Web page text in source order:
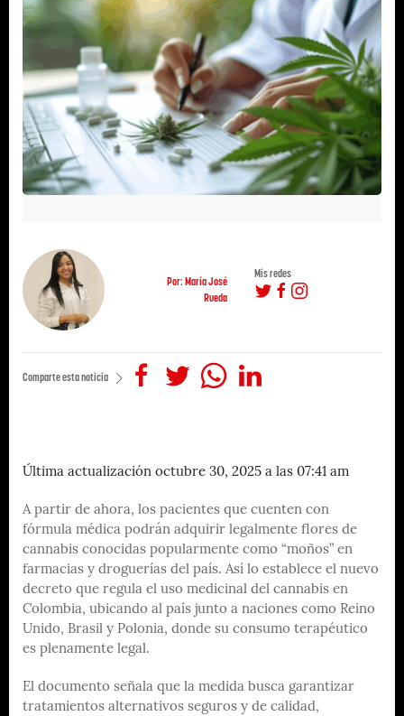
Por: María José
Rueda
Mis redes
Comparte esta noticia
Última actualización octubre 30, 2025 a las 07:41 am
A partir de ahora, los pacientes que cuenten con
fórmula médica podrán adquirir legalmente flores de
cannabis conocidas popularmente como “moños” en
farmacias y droguerías del país. Así lo establece el nuevo
decreto que regula el uso medicinal del cannabis en
Colombia, ubicando al país junto a naciones como Reino
Unido, Brasil y Polonia, donde su consumo terapéutico
es plenamente legal.
El documento señala que la medida busca garantizar
tratamientos alternativos seguros y de calidad,